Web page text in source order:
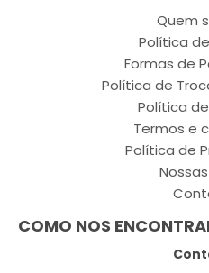
Quem
Política
Formas de
Política de
Política
Termos e
Política de
COMO NOS